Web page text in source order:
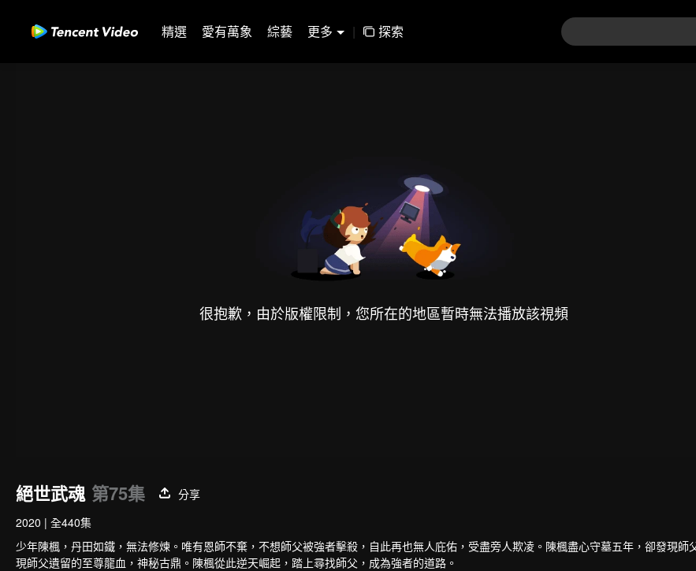
精選 愛有萬象 綜藝 更多 | 探索
很抱歉，由於版權限制，您所在的地區暫時無法播放該視頻
絕世武魂 第75集
分享
2020 | 全440集
少年陳楓，丹田如鐵，無法修煉。唯有恩師不棄，不想師父被強者擊殺，自此再也無人庇佑，受盡旁人欺凌。陳楓盡心守墓五年，卻發現師
現師父遺留的至尊龍血，神秘古鼎。陳楓從此逆天崛起，踏上尋找師父，成為強者的道路。